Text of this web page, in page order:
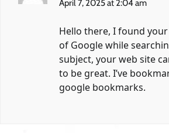
April 7, 2025 at 2:04 am
Hello there, I found
of Google while
subject, your web site
to be great. I’ve
google bookmarks.